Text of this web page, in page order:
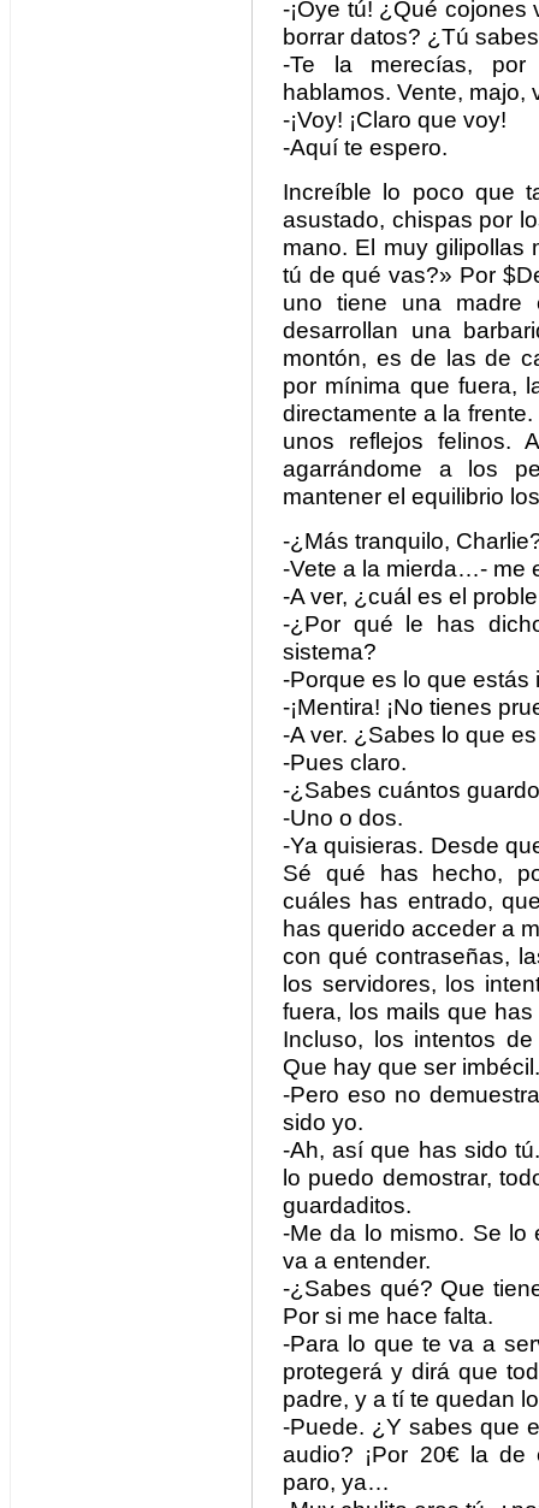
-¡Oye tú! ¿Qué
borrar datos? ¿Tú
-Te la merecías, por
hablamos. Vente, majo,
-¡Voy! ¡Claro que voy!
-Aquí te espero.
Increíble lo poco que
asustado, chispas por
mano. El muy gilipollas
tú de qué vas?» Por
uno tiene una
desarrollan una
montón, es de las de
por mínima que fuera,
directamente a la
unos reflejos felinos.
agarrándome a los
mantener el equilibrio
-¿Más tranquilo,
-Vete a la mierda…- me
-A ver, ¿cuál es el
-¿Por qué le has
sistema?
-Porque es lo que
-¡Mentira! ¡No tienes
-A ver. ¿Sabes lo que
-Pues claro.
-¿Sabes cuántos
-Uno o dos.
-Ya quisieras. Desde
Sé qué has hecho,
cuáles has entrado,
has querido acceder a
con qué contraseñas,
los servidores, los
fuera, los mails que
Incluso, los intentos
Que hay que ser imbécil.
-Pero eso no
sido yo.
-Ah, así que has sido
lo puedo demostrar,
guardaditos.
-Me da lo mismo. Se
va a entender.
-¿Sabes qué? Que
Por si me hace falta.
-Para lo que te va a
protegerá y dirá que
padre, y a tí te quedan
-Puede. ¿Y sabes que
audio? ¡Por 20€ la
paro, ya…